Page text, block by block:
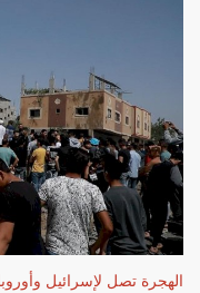
الهجرة تصل لإسرائيل